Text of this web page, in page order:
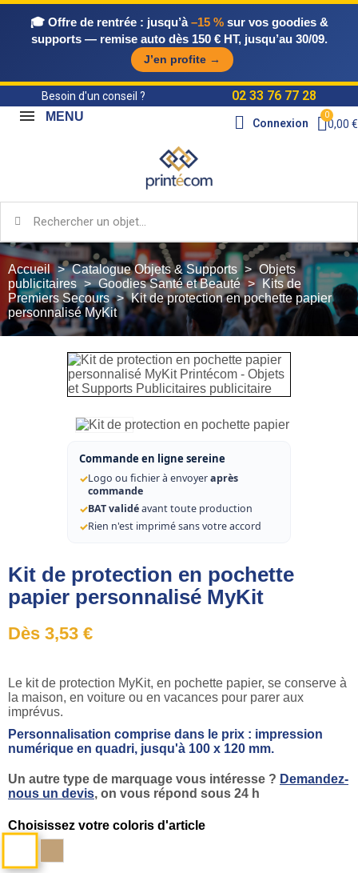
🎓 Offre de rentrée : jusqu’à–15 %sur vos goodies &
supports — remise auto dès 150 € HT, jusqu’au 30/09.
J’en profite →
Besoin d'un conseil ? 02 33 76 77 28
Connexion 0,00 €
MENU
Accueil Catalogue Objets & Supports
Objets
publicitaires
Goodies Santé et Beauté
Kits de
Premiers Secours
Kit de protection en pochette papier
personnalisé MyKit
Commande en ligne sereine
✓Logo ou fichier à envoyeraprès
commande
✓BAT validéavant toute production
✓Rien n'est imprimé sans votre accord
Kit de protection en pochette
papier personnalisé MyKit
Dès 3,53 €
Le kit de protection MyKit, en pochette papier, se conserve à
la maison, en voiture ou en vacances pour parer aux
imprévus.
Personnalisation comprise dans le prix : impression
numérique en quadri, jusqu'à 100 x 120 mm.
Un autre type de marquage vous intéresse ? Demandez-
nous un devis, on vous répond sous 24 h
Choisissez votre coloris d'article
Blanc
kraft